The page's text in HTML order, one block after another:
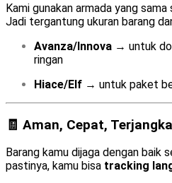
Kami gunakan armada yang
Jadi tergantung ukuran barang
Avanza/Innova → untuk
ringan
Hiace/Elf → untuk paket
🧾 Aman, Cepat,
Barang kamu dijaga dengan baik
pastinya, kamu bisa tracking